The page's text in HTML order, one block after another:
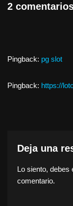
2
Pingback: pg slot
Pingback: https://
Deja una
Lo siento, debes
comentario.